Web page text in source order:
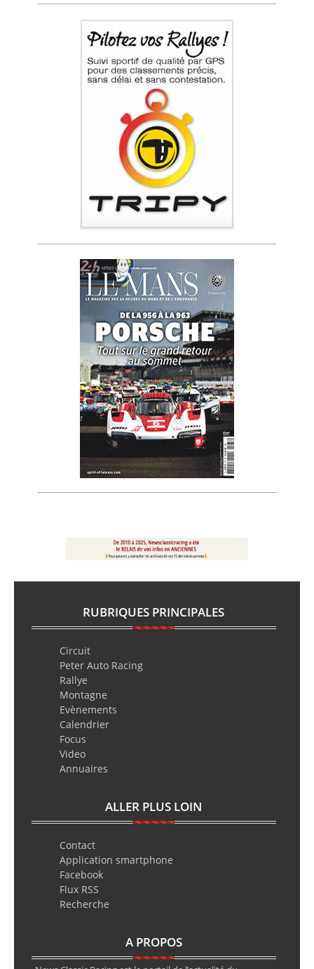
RUBRIQUES PRINCIPALES
Circuit
Peter Auto Racing
Rallye
Montagne
Evènements
Calendrier
Focus
Video
Annuaires
ALLER PLUS LOIN
Contact
Application smartphone
Facebook
Flux RSS
Recherche
A PROPOS